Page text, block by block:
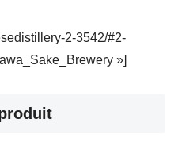
2-3542/#2-
»]